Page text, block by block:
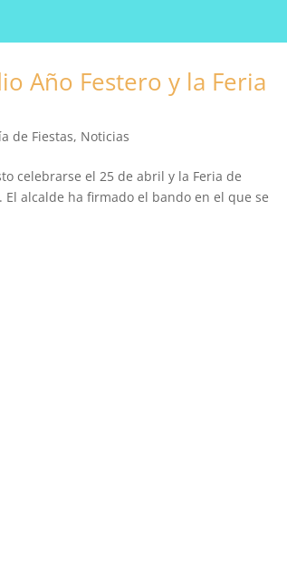
Año Festero y la Feria
de Fiestas, Noticias
celebrarse el 25 de abril y la Feria de
alcalde ha firmado el bando en el que se